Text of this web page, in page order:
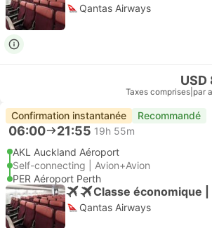
Qantas Airways
USD
Taxes comprises par
Confirmation instantanée Recommandé
06:00 21:55 19h 55m
AKL Auckland Aéroport
Self-connecting | Avion+Avion
PER Aéroport Perth
Classe économique |
Qantas Airways